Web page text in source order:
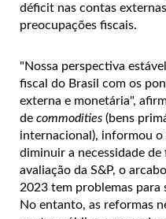
déficit nas contas
preocupações fiscais.
"Nossa perspectiva
fiscal do Brasil com os
externa e monetária",
de commodities (bens
internacional), informou o
diminuir a necessidade
avaliação da S&P, o
2023 tem problemas para
No entanto, as reformas